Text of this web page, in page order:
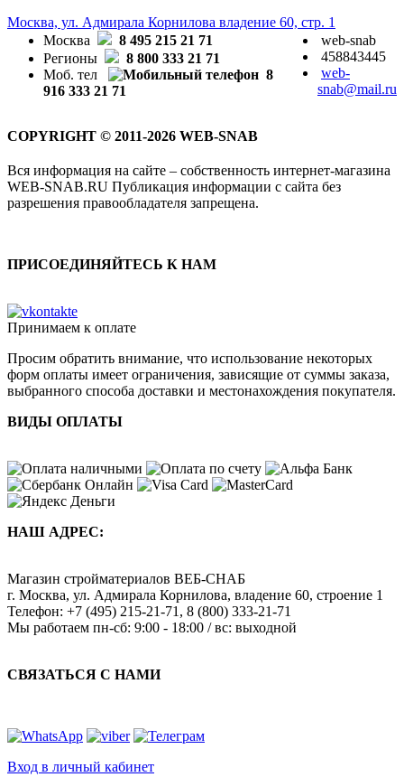
Москва, ул. Адмирала Корнилова владение 60, стр. 1
Москва
8 495 215 21 71
Регионы
8 800 333 21 71
Моб. тел
8
916 333 21 71
web-snab
458843445
web-
snab@mail.ru
COPYRIGHT © 2011-2026 WEB-SNAB
Вся информация на сайте – собственность интернет-магазина
WEB-SNAB.RU Публикация информации с сайта без
разрешения правообладателя запрещена.
ПРИСОЕДИНЯЙТЕСЬ К НАМ
Принимаем к оплате
Просим обратить внимание, что использование некоторых
форм оплаты имеет ограничения, зависящие от суммы заказа,
выбранного способа доставки и местонахождения покупателя.
ВИДЫ ОПЛАТЫ
НАШ АДРЕС:
Магазин стройматериалов ВЕБ-СНАБ
г. Москва, ул. Адмирала Корнилова, владение 60, строение 1
Телефон: +7 (495) 215-21-71 , 8 (800) 333-21-71
Мы работаем пн-сб: 9:00 - 18:00 / вс: выходной
СВЯЗАТЬСЯ С НАМИ
Вход в личный кабинет